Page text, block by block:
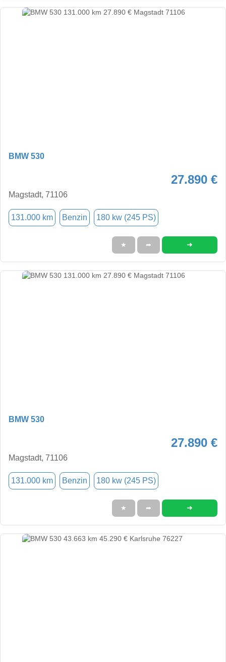
BMW 530
27.890 €
Magstadt, 71106
131.000 km Benzin 180 kw (245 PS)
★ ➦ ➜
BMW 530
27.890 €
Magstadt, 71106
131.000 km Benzin 180 kw (245 PS)
★ ➦ ➜